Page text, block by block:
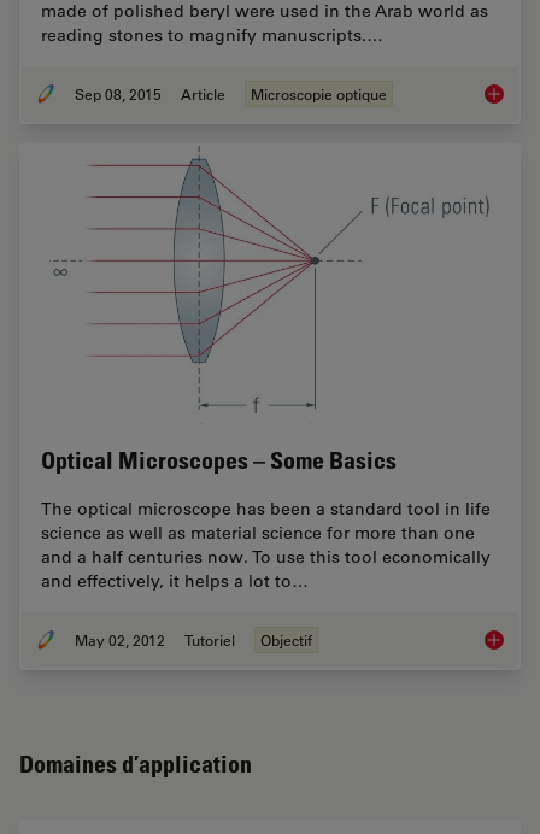
made of polished beryl were used in the Arab world as
reading stones to magnify manuscripts.…
Sep 08, 2015 Article Microscopie optique A Brief
Optical Microscopes – Some Basics
The optical microscope has been a standard tool in life
science as well as material science for more than one
and a half centuries now. To use this tool economically
and effectively, it helps a lot to…
May 02, 2012 Tutoriel Objectif Optical
Domaines d’application